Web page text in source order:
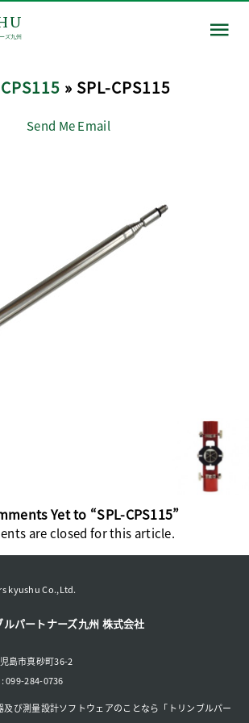
ズ九州
» SPL-CPS115
Send Me Email
Yet to “SPL-CPS115”
are closed for this article.
kyushu Co.,Ltd.
ルパートナーズ九州 株式会社
島市真砂町36-2
099-284-0736
及び測量設計ソフトウェアのことなら「トリンブルパー